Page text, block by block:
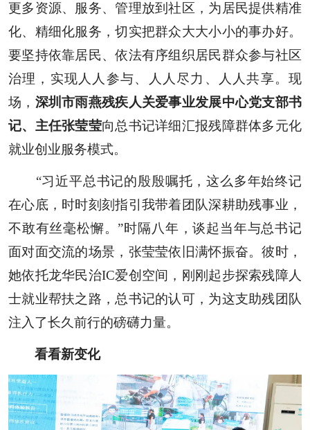
更多资源、服务、管理放到社区，为居民提供精准
化、精细化服务，切实把群众大大小小的事办好。
要坚持依靠居民、依法有序组织居民群众参与社区
治理，实现人人参与、人人尽力、人人共享。现
场， 深圳市雨燕残疾人关爱事业发展中心党支部书
记、主任张莹莹向总书记详细汇报残障群体多元化
就业创业服务模式。
“习近平总书记的殷殷嘱托，这么多年始终记
在心底，时时刻刻指引我带着团队深耕助残事业，
不敢有丝毫松懈。”时隔八年，谈起当年与总书记
面对面交流的场景，张莹莹依旧满怀振奋。彼时，
她依托龙华民治IC爱创空间，刚刚起步探索残障人
士就业帮扶之路，总书记的认可，为这支助残团队
注入了长久前行的磅礴力量。
看看新变化